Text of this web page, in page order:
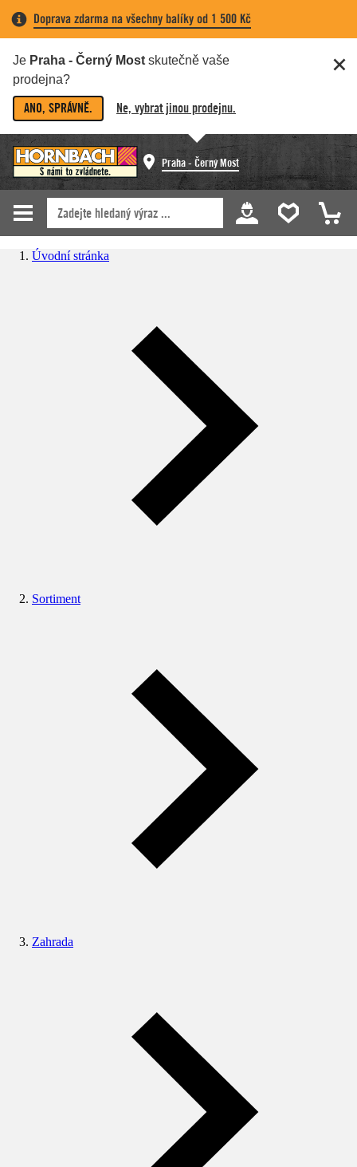
Doprava zdarma na všechny balíky od 1 500 Kč
Je Praha - Černý Most skutečně vaše
prodejna?
ANO, SPRÁVNĚ. Ne, vybrat jinou prodejnu.
Praha - Černý Most
Úvodní stránka
Sortiment
Zahrada